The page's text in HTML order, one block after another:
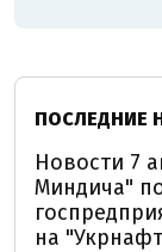
ПОСЛЕДНИЕ
Новости 7
Миндича"
на